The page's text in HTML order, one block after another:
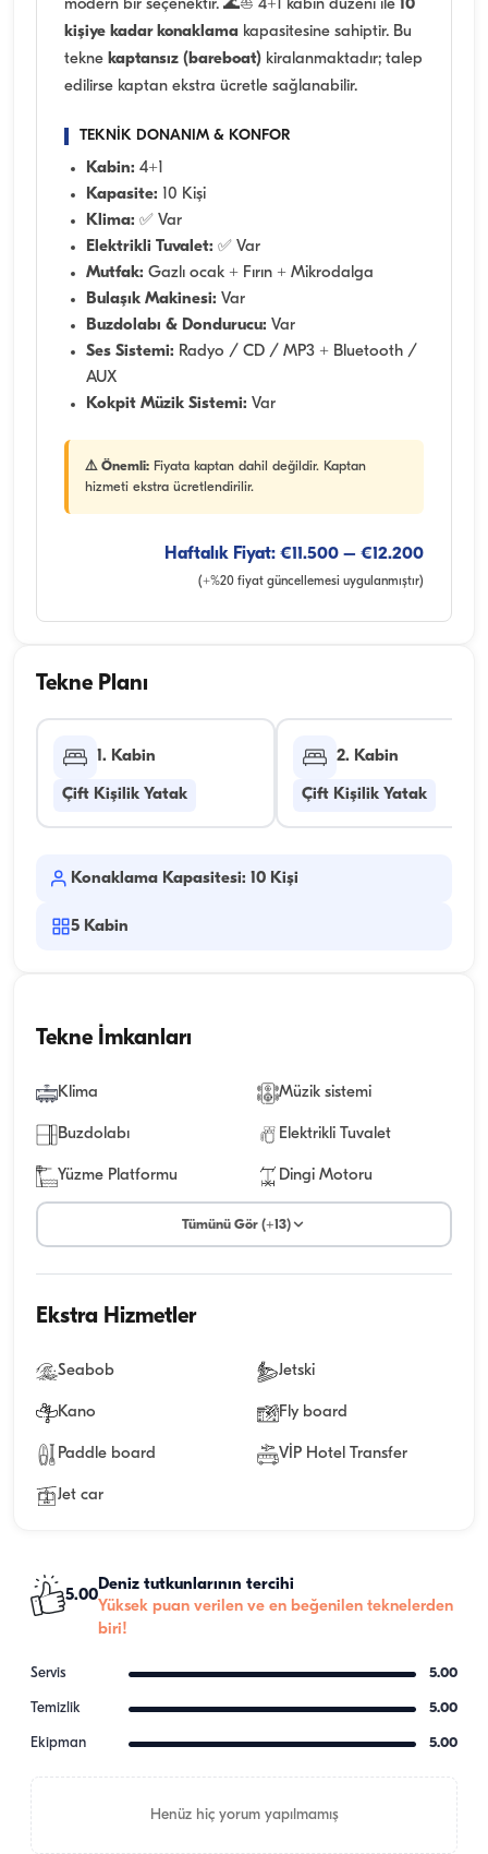
modern bir seçenektir. 🌊⛵ 4+1 kabin düzeni ile 10
kişiye kadar konaklama kapasitesine sahiptir. Bu
tekne kaptansız (bareboat) kiralanmaktadır; talep
edilirse kaptan ekstra ücretle sağlanabilir.
TEKNİK DONANIM & KONFOR
Kabin: 4+1
Kapasite: 10 Kişi
Klima: ✅ Var
Elektrikli Tuvalet: ✅ Var
Mutfak: Gazlı ocak + Fırın + Mikrodalga
Bulaşık Makinesi: Var
Buzdolabı & Dondurucu: Var
Ses Sistemi: Radyo / CD / MP3 + Bluetooth /
AUX
Kokpit Müzik Sistemi: Var
⚠️ Önemli: Fiyata kaptan dahil değildir. Kaptan
hizmeti ekstra ücretlendirilir.
Haftalık Fiyat: €11.500 – €12.200
(+%20 fiyat güncellemesi uygulanmıştır)
Tekne Planı
1. Kabin
Çift Kişilik Yatak
2. Kabin
Çift Kişilik Yatak
Konaklama Kapasitesi: 10 Kişi
5 Kabin
Tekne İmkanları
Klima Müzik sistemi
Buzdolabı Elektrikli Tuvalet
Yüzme Platformu Dingi Motoru
Tümünü Gör (+13)
Ekstra Hizmetler
Seabob Jetski
Kano Fly board
Paddle board VİP Hotel Transfer
Jet car
5.00
Deniz tutkunlarının tercihi
Yüksek puan verilen ve en beğenilen teknelerden
biri!
Servis 5.00
Temizlik 5.00
Ekipman 5.00
Henüz hiç yorum yapılmamış